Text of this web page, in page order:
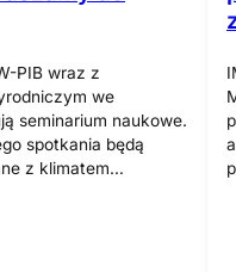
PIB wraz z
we
seminarium naukowe.
spotkania będą
z klimatem…